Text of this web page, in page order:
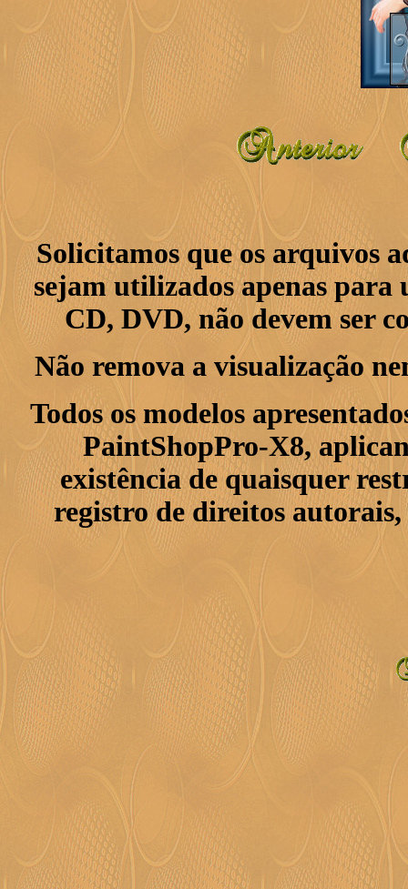
Solicitamos que os arquivos
sejam utilizados apenas para
CD, DVD, não devem ser
Não remova a visualização
Todos os modelos
PaintShopPro-X8,
existência de quaisquer
registro de direitos